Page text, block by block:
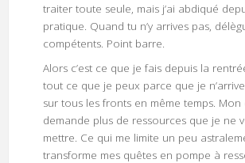
traiter toute seule, mais j’ai abdiqué
pratique. Quand tu n’y arrives pas,
compétents. Point barre.
Alors c’est ce que je fais depuis la
tout ce que je peux parce que je
sur tous les fronts en même temps. Mon
demande plus de ressources que je ne
mettre. Ce qui me limite un peu
transforme mes quêtes en pompe à